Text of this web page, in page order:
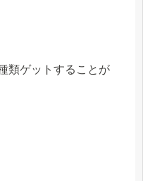
類ゲットすることが